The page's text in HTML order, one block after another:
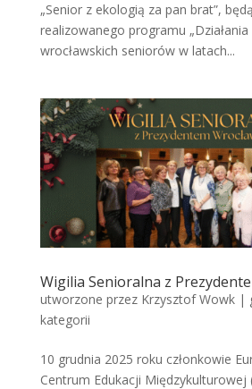
„Senior z ekologią za pan brat”,
realizowanego programu
wrocławskich seniorów w latach...
Wigilia Senioralna z
utworzone przez Krzysztof Wowk|
kategorii
10 grudnia 2025 roku członkowie
Centrum Edukacji Międzykulturowej